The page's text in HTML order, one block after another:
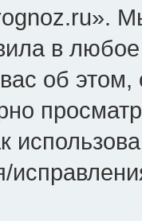
в
об